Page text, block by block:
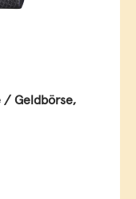
/ Geldbörse,